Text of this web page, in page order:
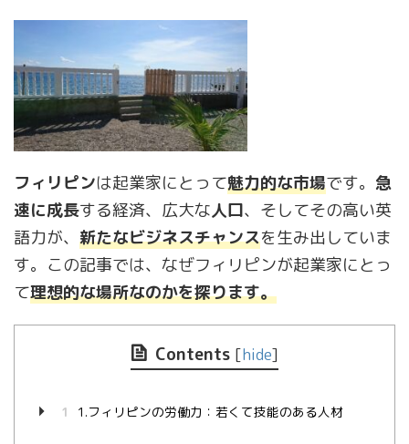
フィリピンは起業家にとって魅力的な市場です。 急
速に成長する経済、広大な人口、そしてその高い英
語力が、 新たなビジネスチャンスを生み出していま
す。この記事では、なぜフィリピンが起業家にとっ
て理想的な場所なのかを探ります。
Contents [hide]
1 1.フィリピンの労働力：若くて技能のある人材